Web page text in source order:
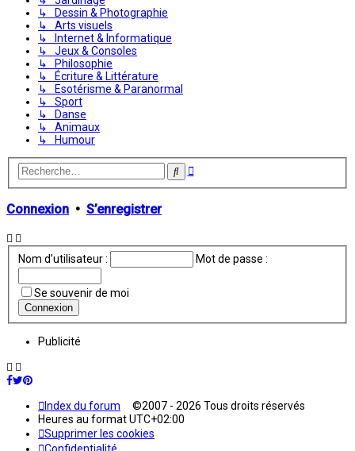
↳ Dessin & Photographie
↳ Arts visuels
↳ Internet & Informatique
↳ Jeux & Consoles
↳ Philosophie
↳ Écriture & Littérature
↳ Esotérisme & Paranormal
↳ Sport
↳ Danse
↳ Animaux
↳ Humour
Rechercher
Recherche
Connexion • S’enregistrer
Nom d’utilisateur : Mot de passe :
Se souvenir de moi
Publicité
Index du forum ©2007 - 2026 Tous droits réservés
Heures au formatUTC+02:00
Supprimer les cookies